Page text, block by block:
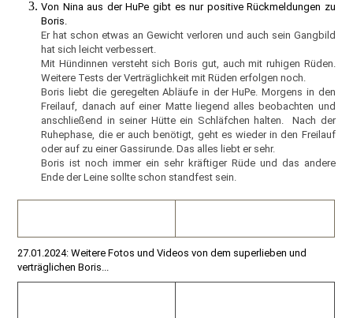
Von Nina aus der HuPe gibt es nur positive Rückmeldungen zu
Boris.
Er hat schon etwas an Gewicht verloren und auch sein Gangbild
hat sich leicht verbessert.
Mit Hündinnen versteht sich Boris gut, auch mit ruhigen Rüden.
Weitere Tests der Verträglichkeit mit Rüden erfolgen noch.
Boris liebt die geregelten Abläufe in der HuPe. Morgens in den
Freilauf, danach auf einer Matte liegend alles beobachten und
anschließend in seiner Hütte ein Schläfchen halten. Nach der
Ruhephase, die er auch benötigt, geht es wieder in den Freilauf
oder auf zu einer Gassirunde. Das alles liebt er sehr.
Boris ist noch immer ein sehr kräftiger Rüde und das andere
Ende der Leine sollte schon standfest sein.
27.01.2024: Weitere Fotos und Videos von dem superlieben und
verträglichen Boris...